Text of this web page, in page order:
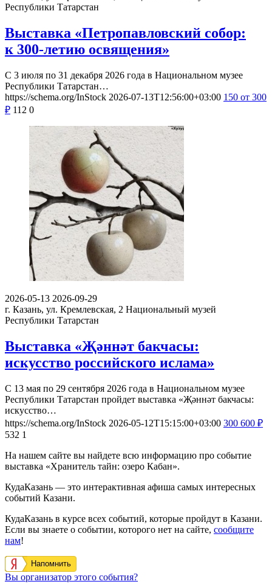
Республики Татарстан
Выставка «Петропавловский собор:
к 300-летию освящения»
С 3 июля по 31 декабря 2026 года в Национальном музее
Республики Татарстан…
https://schema.org/InStock 2026-07-13T12:56:00+03:00 150 от 300
₽ 112 0
2026-05-13 2026-09-29
г. Казань, ул. Кремлевская, 2 Национальный музей
Республики Татарстан
Выставка «Җәннәт бакчасы:
искусство российского ислама»
С 13 мая по 29 сентября 2026 года в Национальном музее
Республики Татарстан пройдет выставка «Җәннәт бакчасы:
искусство…
https://schema.org/InStock 2026-05-12T15:15:00+03:00 300 600 ₽
532 1
На нашем сайте вы найдете всю информацию про событие
выставка «Хранитель тайн: озеро Кабан».
КудаКазань — это интерактивная афиша самых интересных
событий Казани.
КудаКазань в курсе всех событий, которые пройдут в Казани.
Если вы знаете о событии, которого нет на сайте, сообщите
нам!
Напомнить
Вы организатор этого события?